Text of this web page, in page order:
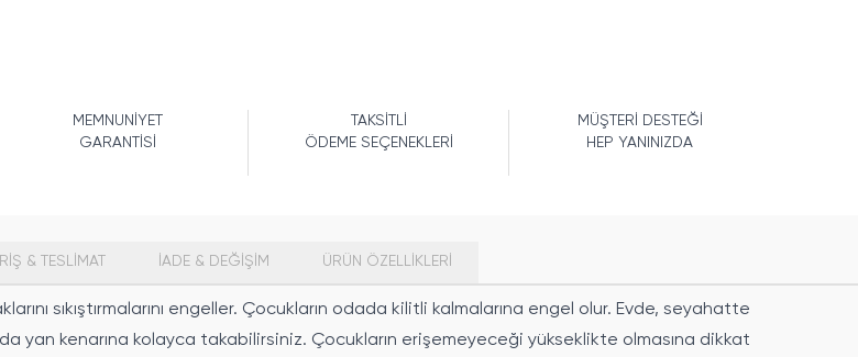
MEMNUNİYET
GARANTİSİ
TAKSİTLİ
ÖDEME SEÇENEKLERİ
MÜŞTERİ DESTEĞİ
HEP YANINIZDA
& TESLİMAT İADE & DEĞİŞİM ÜRÜN ÖZELLIKLERI
sıkıştırmalarını engeller. Çocukların odada kilitli kalmalarına engel olur. Evde, seyahatte
yan kenarına kolayca takabilirsiniz. Çocukların erişemeyeceği yükseklikte olmasına dikkat